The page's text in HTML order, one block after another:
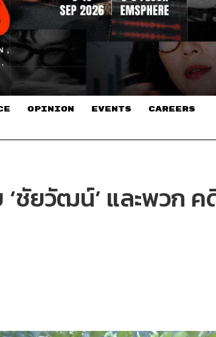
OPINION EVENTS CAREERS
ชัยวัฒน์’ และพวก ค